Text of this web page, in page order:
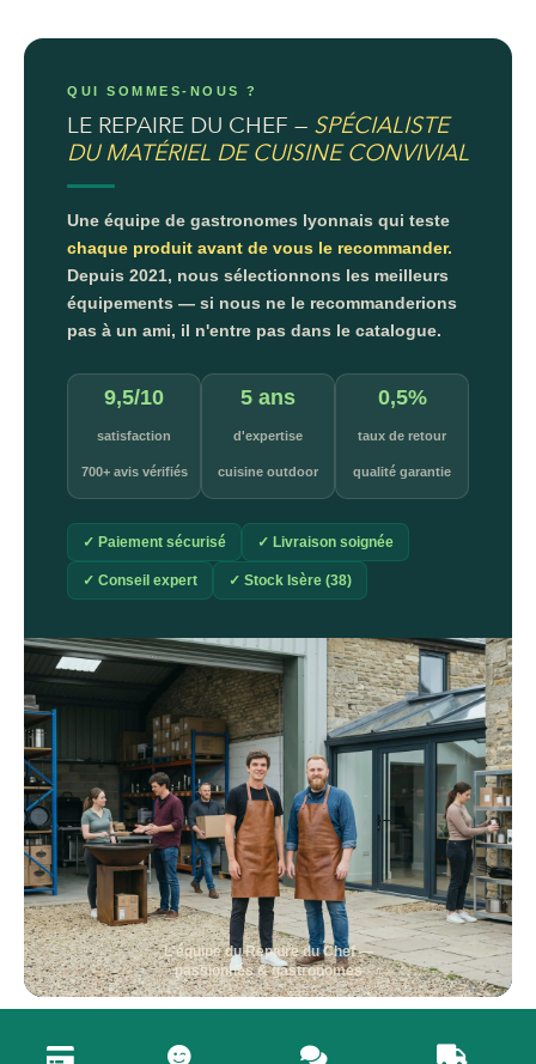
QUI SOMMES-NOUS ?
LE REPAIRE DU CHEF — SPÉCIALISTE
DU MATÉRIEL DE CUISINE CONVIVIAL
Une équipe de gastronomes lyonnais qui teste
chaque produit avant de vous le recommander.
Depuis 2021, nous sélectionnons les meilleurs
équipements — si nous ne le recommanderions
pas à un ami, il n'entre pas dans le catalogue.
9,5/10
satisfaction
700+ avis vérifiés
5 ans
d'expertise
cuisine outdoor
0,5%
taux de retour
qualité garantie
✓ Paiement sécurisé ✓ Livraison soignée
✓ Conseil expert ✓ Stock Isère (38)
L'équipe du Repaire du Chef —
passionnés & gastronomes